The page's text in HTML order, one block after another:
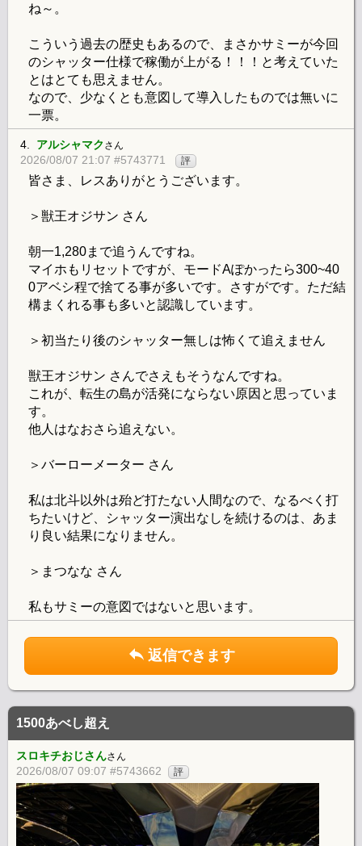
ね～。
こういう過去の歴史もあるので、まさかサミーが今回
のシャッター仕様で稼働が上がる！！！と考えていた
とはとても思えません。
なので、少なくとも意図して導入したものでは無いに
一票。
4. アルシャマク さん
2026/08/07 21:07 #5743771 評
皆さま、レスありがとうございます。
＞獣王オジサン さん
朝一1,280まで追うんですね。
マイホもリセットですが、モードAぽかったら300~40
0アベシ程で捨てる事が多いです。さすがです。ただ結
構まくれる事も多いと認識しています。
＞初当たり後のシャッター無しは怖くて追えません
獣王オジサン さんでさえもそうなんですね。
これが、転生の島が活発にならない原因と思っていま
す。
他人はなおさら追えない。
＞バーローメーター さん
私は北斗以外は殆ど打たない人間なので、なるべく打
ちたいけど、シャッター演出なしを続けるのは、あま
り良い結果になりません。
＞まつなな さん
私もサミーの意図ではないと思います。
返信できます
1500あべし超え
スロキチおじさんさん
2026/08/07 09:07 #5743662 評